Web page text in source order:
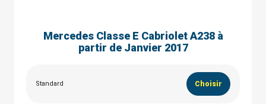
Mercedes Classe E Cabriolet A238 à
partir de Janvier 2017
Standard Choisir